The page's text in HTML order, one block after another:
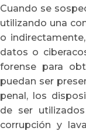
Cuando se
utilizando una
o
datos o
forense para
puedan ser
penal, los
de ser
corrupción y